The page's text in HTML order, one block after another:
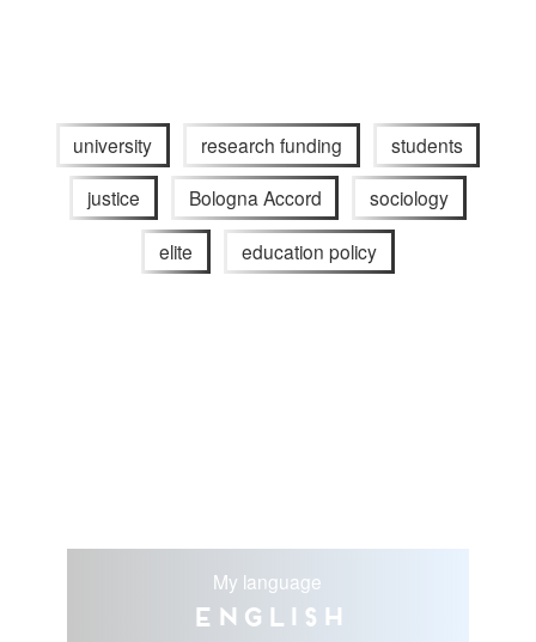
university research funding students
justice Bologna Accord sociology
elite education policy
My language
English